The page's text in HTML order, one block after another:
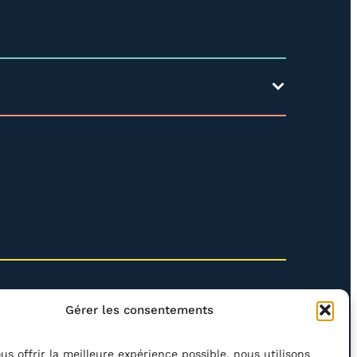
Gérer les consentements
offrir la meilleure expérience possible, nous utilisons